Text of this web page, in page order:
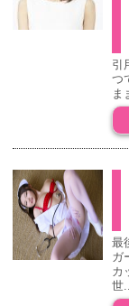
引
つ
ま
最
ガ
カ
世